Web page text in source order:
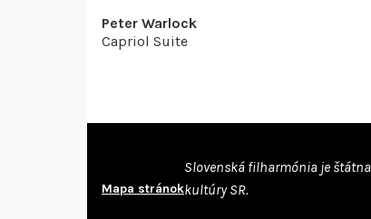
Peter Warlock
Capriol Suite
Mapa stránok
Slovenská filharmónia je
kultúry SR.